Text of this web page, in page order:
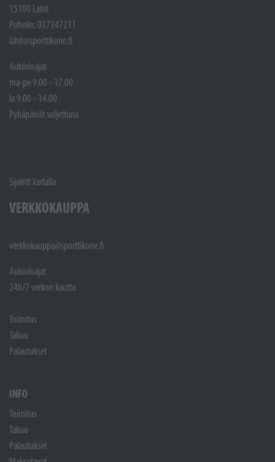
15100 Lahti
Puhelin: 037347211
lahti@sporttikone.fi
Aukioloajat
ma-pe 9.00 - 17.00
la 9.00 - 14.00
Pyhäpäivät suljettuna
Sijainti kartalla
VERKKOKAUPPA
verkkokauppa@sporttikone.fi
Aukioloajat
24h/7 verkon kautta
Toimitus
Takuu
Palautukset
INFO
Toimitus
Takuu
Palautukset